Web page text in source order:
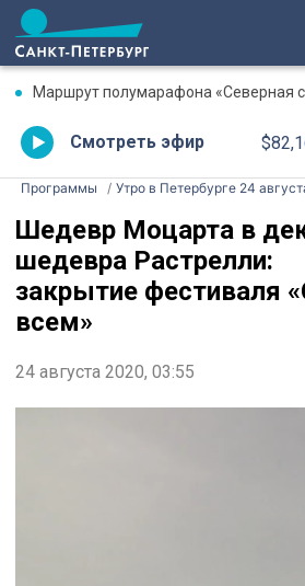
Маршрут полумарафона «Северная столица»: где в Петербурге
Смотреть эфир
Программы Утро в Петербурге 24
Шедевр Моцарта в
шедевра Растрелли:
закрытие фестиваля
всем»
24 августа 2020, 03:55